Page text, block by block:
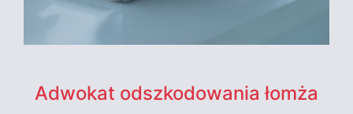
Adwokat odszkodowania łomża